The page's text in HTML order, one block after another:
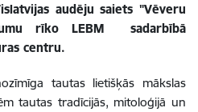
audēju saiets "Vēveru
rīko LEBM sadarbībā
centru.
tautas lietišķās mākslas
tautas tradīcijās, mitoloģijā un